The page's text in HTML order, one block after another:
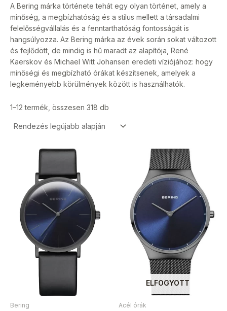
A Bering márka története tehát egy olyan történet, amely a
minőség, a megbízhatóság és a stílus mellett a társadalmi
felelősségvállalás és a fenntarthatóság fontosságát is
hangsúlyozza. Az Bering márka az évek során sokat változott
és fejlődött, de mindig is hű maradt az alapítója, René
Kaerskov és Michael Witt Johansen eredeti víziójához: hogy
minőségi és megbízható órákat készítsenek, amelyek a
legkeményebb körülmények között is használhatók.
1–12 termék, összesen 318 db
Bering
ELFOGYOTT
Acél órák